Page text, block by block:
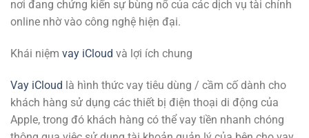
nơi đang chứng kiến sự bùng nổ của các dịch vụ tài chính
online nhờ vào công nghệ hiện đại.
Khái niệm vay iCloud và lợi ích chung
Vay iCloud là hình thức vay tiêu dùng / cầm cố dành cho
khách hàng sử dụng các thiết bị điện thoại di động của
Apple, trong đó khách hàng có thể vay tiền nhanh chóng